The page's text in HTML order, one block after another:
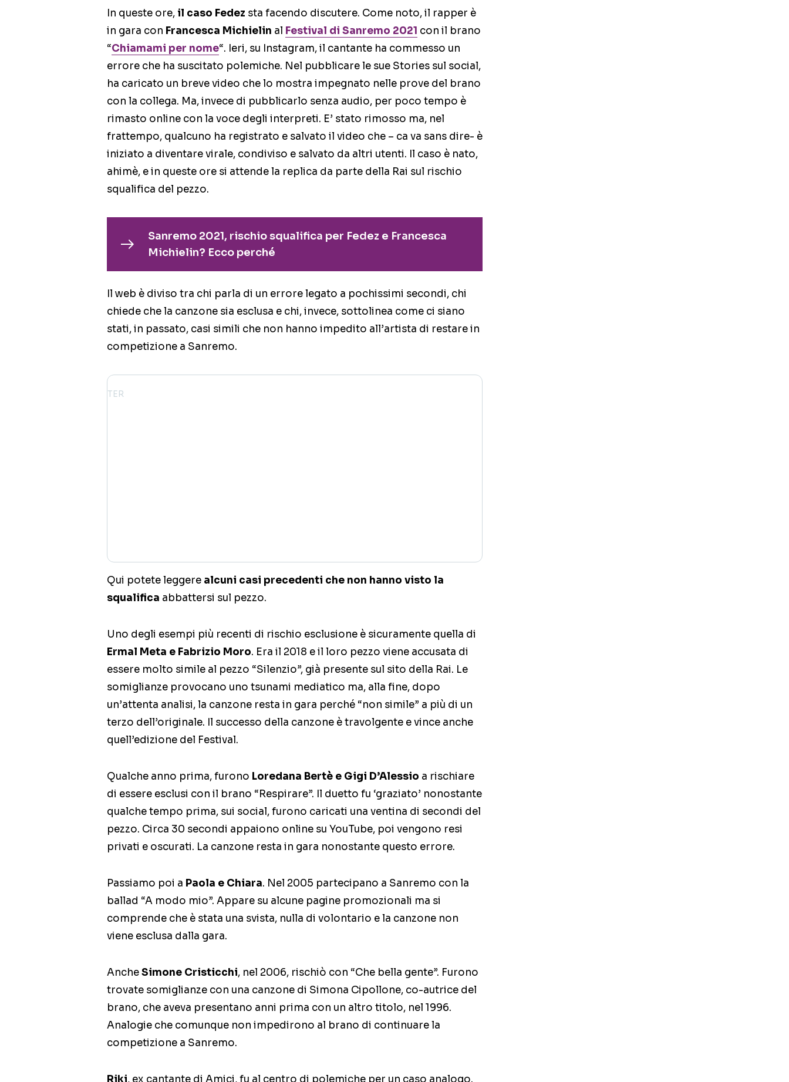
In queste ore, il caso Fedez sta facendo discutere. Come noto, il rapper è
in gara con Francesca Michielin al Festival di Sanremo 2021 con il brano
“Chiamami per nome“. Ieri, su Instagram, il cantante ha commesso un
errore che ha suscitato polemiche. Nel pubblicare le sue Stories sul social,
ha caricato un breve video che lo mostra impegnato nelle prove del brano
con la collega. Ma, invece di pubblicarlo senza audio, per poco tempo è
rimasto online con la voce degli interpreti. E’ stato rimosso ma, nel
frattempo, qualcuno ha registrato e salvato il video che – ca va sans dire- è
iniziato a diventare virale, condiviso e salvato da altri utenti. Il caso è nato,
ahimè, e in queste ore si attende la replica da parte della Rai sul rischio
squalifica del pezzo.
Sanremo 2021, rischio squalifica per Fedez e Francesca
Michielin? Ecco perché
Il web è diviso tra chi parla di un errore legato a pochissimi secondi, chi
chiede che la canzone sia esclusa e chi, invece, sottolinea come ci siano
stati, in passato, casi simili che non hanno impedito all’artista di restare in
competizione a Sanremo.
Qui potete leggere alcuni casi precedenti che non hanno visto la
squalifica abbattersi sul pezzo.
Uno degli esempi più recenti di rischio esclusione è sicuramente quella di
Ermal Meta e Fabrizio Moro. Era il 2018 e il loro pezzo viene accusata di
essere molto simile al pezzo “Silenzio”, già presente sul sito della Rai. Le
somiglianze provocano uno tsunami mediatico ma, alla fine, dopo
un’attenta analisi, la canzone resta in gara perché “non simile” a più di un
terzo dell’originale. Il successo della canzone è travolgente e vince anche
quell’edizione del Festival.
Qualche anno prima, furono Loredana Bertè e Gigi D’Alessio a rischiare
di essere esclusi con il brano “Respirare”. Il duetto fu ‘graziato’ nonostante
qualche tempo prima, sui social, furono caricati una ventina di secondi del
pezzo. Circa 30 secondi appaiono online su YouTube, poi vengono resi
privati e oscurati. La canzone resta in gara nonostante questo errore.
Passiamo poi a Paola e Chiara. Nel 2005 partecipano a Sanremo con la
ballad “A modo mio”. Appare su alcune pagine promozionali ma si
comprende che è stata una svista, nulla di volontario e la canzone non
viene esclusa dalla gara.
AncheSimone Cristicchi, nel 2006, rischiò con “Che bella gente”. Furono
trovate somiglianze con una canzone di Simona Cipollone, co-autrice del
brano, che aveva presentano anni prima con un altro titolo, nel 1996.
Analogie che comunque non impedirono al brano di continuare la
competizione a Sanremo.